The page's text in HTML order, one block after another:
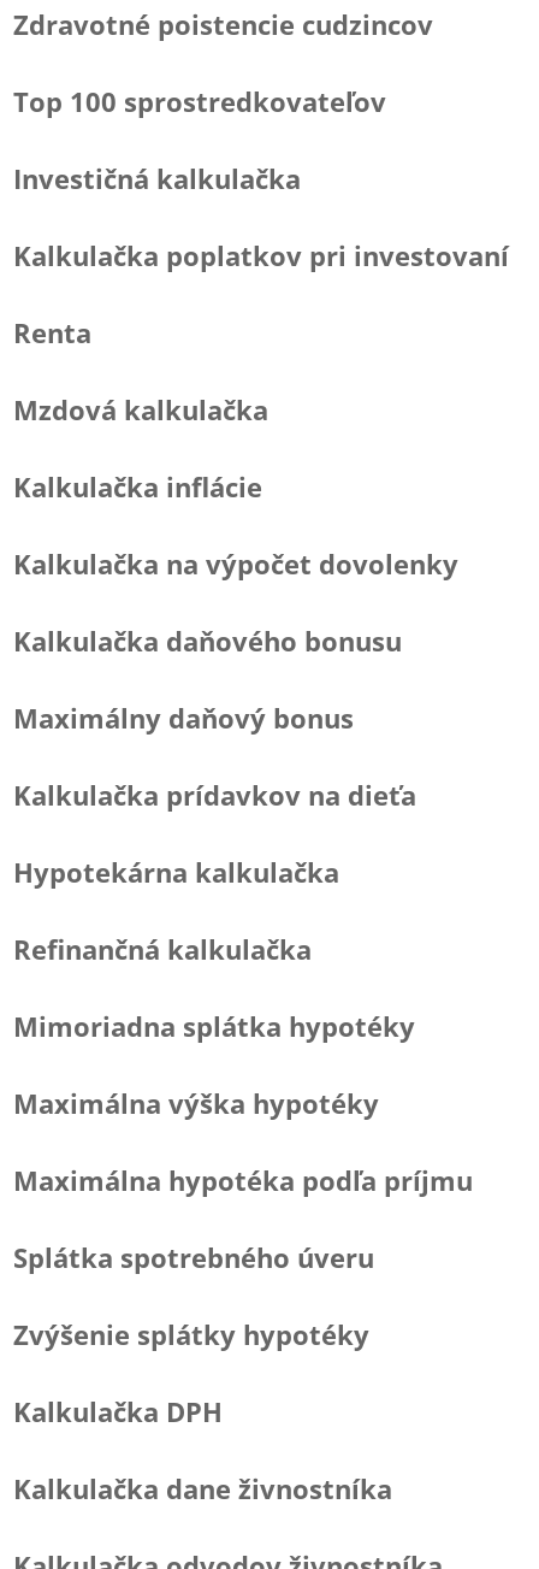
Zdravotné poistencie cudzincov
Top 100 sprostredkovateľov
Investičná kalkulačka
Kalkulačka poplatkov pri investovaní
Renta
Mzdová kalkulačka
Kalkulačka inflácie
Kalkulačka na výpočet dovolenky
Kalkulačka daňového bonusu
Maximálny daňový bonus
Kalkulačka prídavkov na dieťa
Hypotekárna kalkulačka
Refinančná kalkulačka
Mimoriadna splátka hypotéky
Maximálna výška hypotéky
Maximálna hypotéka podľa príjmu
Splátka spotrebného úveru
Zvýšenie splátky hypotéky
Kalkulačka DPH
Kalkulačka dane živnostníka